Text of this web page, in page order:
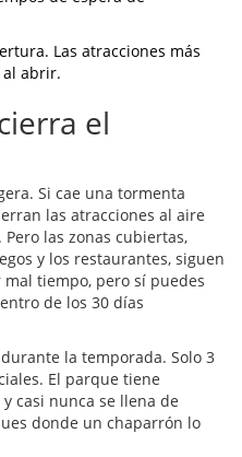
Las atracciones más
al abrir.
el
Si cae una tormenta
las atracciones al aire
las zonas cubiertas,
y los restaurantes, siguen
tiempo, pero sí puedes
de los 30 días
la temporada. Solo 3
El parque tiene
casi nunca se llena de
donde un chaparrón lo